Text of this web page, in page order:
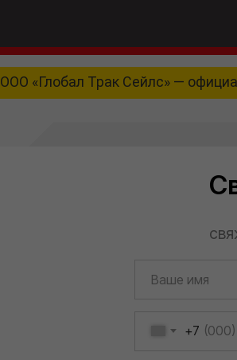
ООО «Глобал Трак Сейлс» —
+7